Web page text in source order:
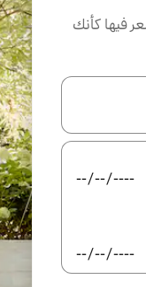
فيها كأنك
لأعلى ولأسفل أو استكشف